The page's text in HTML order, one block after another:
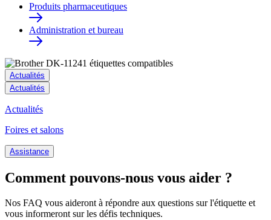
Produits pharmaceutiques
Administration et bureau
Actualités
Actualités
Actualités
Foires et salons
Assistance
Comment pouvons-nous vous aider ?
Nos FAQ vous aideront à répondre aux questions sur l'étiquette et
vous informeront sur les défis techniques.